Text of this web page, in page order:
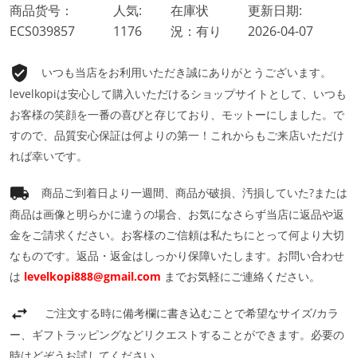
商品货号：
ECS039857
人気:
1176
在庫状
況：有り
更新日期:
2026-04-07
いつも当店をお利用いただき誠にありがとうございます。
levelkopiは安心して購入いただけるショップサイトとして、いつも
お客様の笑顔を一番の喜びと存じており、モットーにしました。で
すので、品質安心保証は何よりの第一！これからもご来店いただけ
れば幸いです。
商品ご到着日より一週間、商品が破損、汚損していた?または
商品は画像と明らかに違うの場合、お気になさらず当店に返品や返
金をご請求ください。お客様のご信頼は私たちにとって何より大切
なものです。返品・返金はしっかり保障いたします。お問い合わせ
は levelkopi888@gmail.com までお気軽にご連絡ください。
ご注文する時に備考欄に書き込むことで希望なサイズ/カラ
ー、ギフトラッピングなどリクエストすることができます。必要の